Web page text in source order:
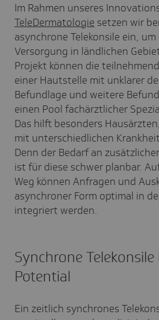
Im Rahmen unseres
TeleDermatologie setzen wir
asynchrone Telekonsile ein,
Versorgung in ländlichen
Projekt können die
einer Hautstelle mit unklarer
Befundlage und weitere
einen Pool fachärztlicher
Das hilft besonders
mit unterschiedlichen
Denn der Bedarf an
ist für diese schwer planbar.
Weg können Anfragen und
asynchroner Form optimal in
integriert werden.
Synchrone
Potential
Ein zeitlich synchrones